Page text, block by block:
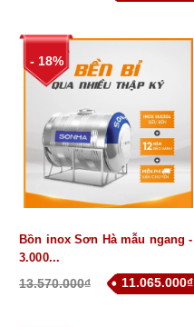
- 18%
Bồn inox Sơn Hà mẫu ngang -
3.000...
13.570.000₫ 11.065.000₫